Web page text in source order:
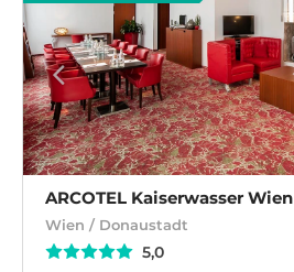
ARCOTEL Kaiserwasser Wien
Wien / Donaustadt
5,0